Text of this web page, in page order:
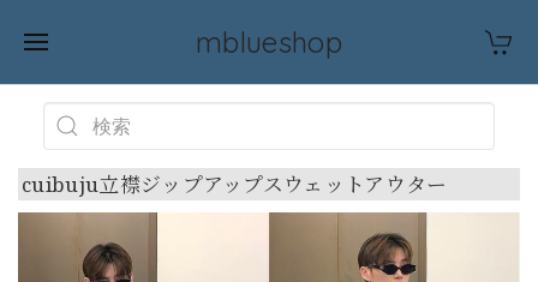
mblueshop
cuibuju立襟ジップアップスウェットアウター